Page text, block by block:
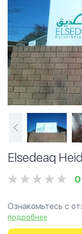
Elsedeaq
0
Ознакомьтесь с
Heidelberg Mosque
узнайте о часах
подробнее